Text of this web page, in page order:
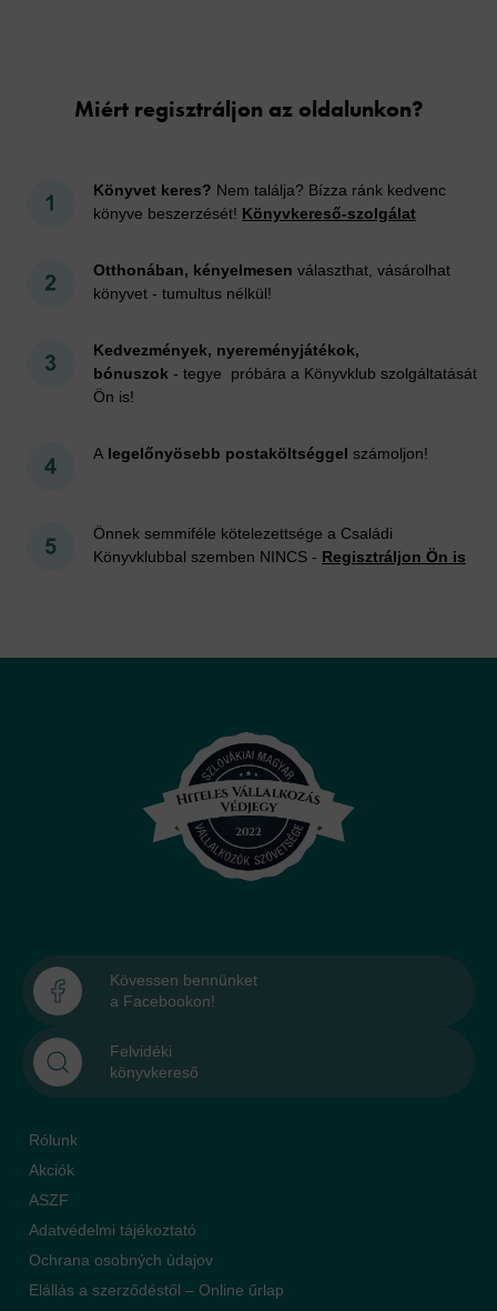
Miért regisztráljon az oldalunkon?
Könyvet keres? Nem találja? Bízza ránk kedvenc
könyve beszerzését! Könyvkereső-szolgálat
Otthonában, kényelmesen választhat, vásárolhat
könyvet - tumultus nélkül!
Kedvezmények, nyereményjátékok,
bónuszok - tegye próbára a Könyvklub szolgáltatását
Ön is!
A legelőnyösebb postaköltséggel számoljon!
Önnek semmiféle kötelezettsége a Családi
Könyvklubbal szemben NINCS - Regisztráljon Ön is
Kövessen bennünket
a Facebookon!
Felvidéki
könyvkereső
Rólunk
Akciók
ASZF
Adatvédelmi tájékoztató
Ochrana osobných údajov
Elállás a szerződéstől – Online űrlap